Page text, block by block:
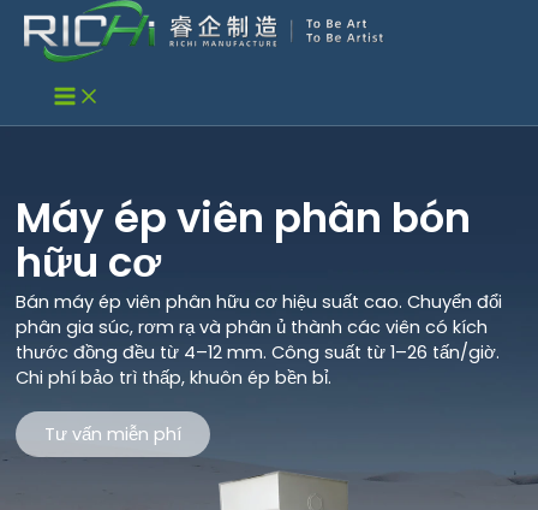
Nhảy
Máy ép viên phân bón
hữu cơ
Bán máy ép viên phân hữu cơ hiệu suất cao. Chuyển đổi
phân gia súc, rơm rạ và phân ủ thành các viên có kích
thước đồng đều từ 4–12 mm. Công suất từ 1–26 tấn/giờ.
Chi phí bảo trì thấp, khuôn ép bền bỉ.
Tư vấn miễn phí